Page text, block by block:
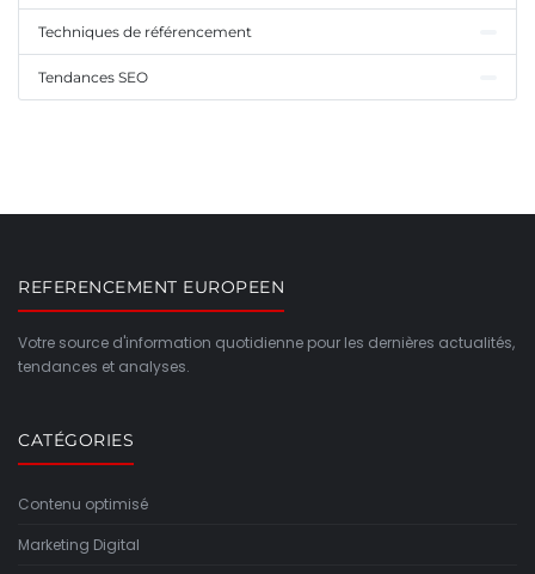
Techniques de référencement
Tendances SEO
REFERENCEMENT EUROPEEN
Votre source d'information quotidienne pour les dernières actualités,
tendances et analyses.
CATÉGORIES
Contenu optimisé
Marketing Digital